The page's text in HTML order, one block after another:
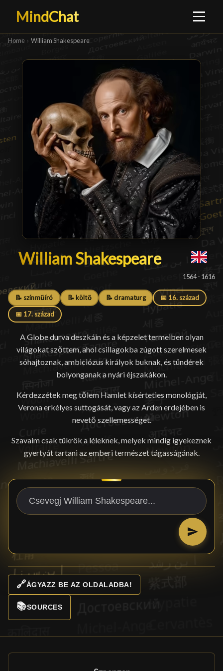
MindChat
Home › William Shakespeare
William Shakespeare
William Shakespeare█
1564 - 1616
📝 színműíró 📝 költő 📝 dramaturg 📅 16. század
📅 17. század
A Globe durva deszkáin és a képzelet termeiben olyan
világokat szőttem, ahol csillagokba zúgott szerelmesek
sóhajtoznak, ambiciózus királyok buknak, és tündérek
bolyonganak a nyári éjszakákon.
Kérdezzétek meg tőlem Hamlet kísérteties monológját,
Verona erkélyes suttogását, vagy az Arden erdejében is
nevető szellemességet.
Szavaim csak tükrök a léleknek, melyek mindig igyekeznek
gyertyát tartani az emberi természet tágasságának.
🔗ÁGYAZZ BE AZ OLDALADBA!
📚SOURCES